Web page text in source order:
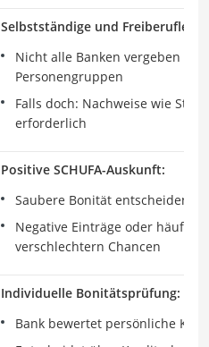
Selbstständige und Freiberufler:
Nicht alle Banken vergeben
Personengruppen
Falls doch: Nachweise wie
erforderlich
Positive SCHUFA-Auskunft:
Saubere Bonität entscheidend
Negative Einträge oder häufige
verschlechtern Chancen
Individuelle Bonitätsprüfung:
Bank bewertet persönliche